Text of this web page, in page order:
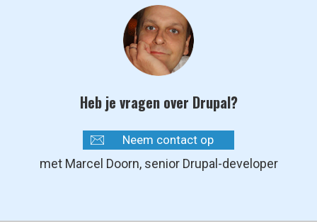
Heb je vragen over Drupal?
Neem contact op
met Marcel Doorn, senior Drupal-developer